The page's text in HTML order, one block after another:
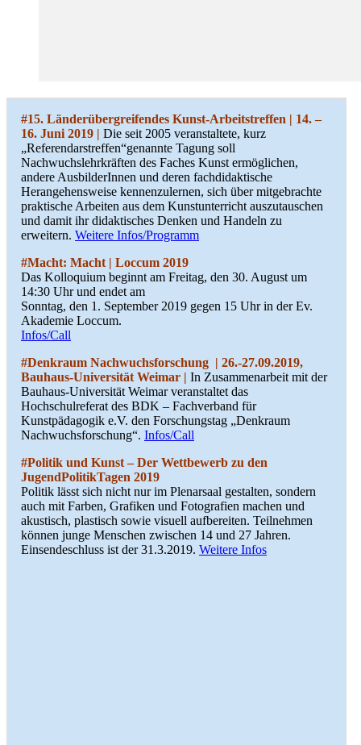
#15. Länderübergreifendes Kunst-Arbeitstreffen | 14. –
16. Juni 2019 | Die seit 2005 veranstaltete, kurz
„Referendarstreffen“genannte Tagung soll
Nachwuchslehrkräften des Faches Kunst ermöglichen,
andere AusbilderInnen und deren fachdidaktische
Herangehensweise kennenzulernen, sich über mitgebrachte
praktische Arbeiten aus dem Kunstunterricht auszutauschen
und damit ihr didaktisches Denken und Handeln zu
erweitern. Weitere Infos/Programm
#Macht: Macht | Loccum 2019
Das Kolloquium beginnt am Freitag, den 30. August um
14:30 Uhr und endet am
Sonntag, den 1. September 2019 gegen 15 Uhr in der Ev.
Akademie Loccum.
Infos/Call
#Denkraum Nachwuchsforschung | 26.-27.09.2019,
Bauhaus-Universität Weimar | In Zusammenarbeit mit der
Bauhaus-Universität Weimar veranstaltet das
Hochschulreferat des BDK – Fachverband für
Kunstpädagogik e.V. den Forschungstag „Denkraum
Nachwuchsforschung“. Infos/Call
#Politik und Kunst – Der Wettbewerb zu den
JugendPolitikTagen 2019
Politik lässt sich nicht nur im Plenarsaal gestalten, sondern
auch mit Farben, Grafiken und Fotografien machen und
akustisch, plastisch sowie visuell aufbereiten. Teilnehmen
können junge Menschen zwischen 14 und 27 Jahren.
Einsendeschluss ist der 31.3.2019. Weitere Infos